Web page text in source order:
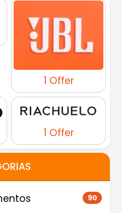
1 Offer
1 Offer
90